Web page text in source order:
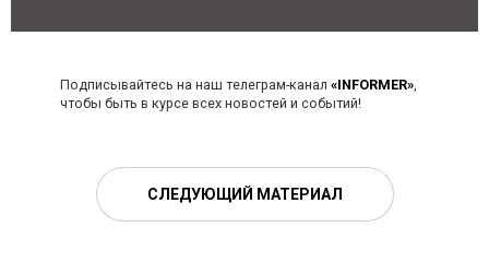
Подписывайтесь на наш телеграм-канал «INFORMER»,
чтобы быть в курсе всех новостей и событий!
СЛЕДУЮЩИЙ МАТЕРИАЛ